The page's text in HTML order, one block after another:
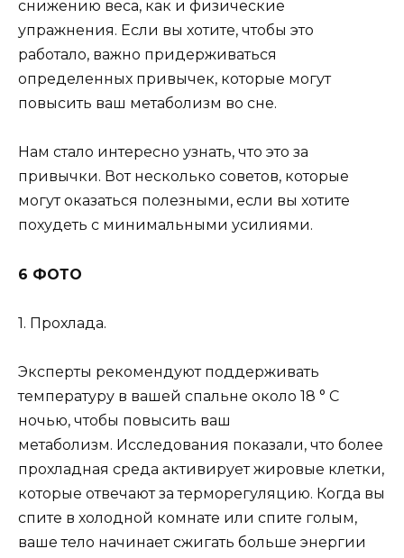
снижению веса, как и физические
упражнения. Если вы хотите, чтобы это
работало, важно придерживаться
определенных привычек, которые могут
повысить ваш метаболизм во сне.
Нам стало интересно узнать, что это за
привычки. Вот несколько советов, которые
могут оказаться полезными, если вы хотите
похудеть с минимальными усилиями.
6 ФОТО
1. Прохлада.
Эксперты рекомендуют поддерживать
температуру в вашей спальне около 18 ° C
ночью, чтобы повысить ваш
метаболизм. Исследования показали, что более
прохладная среда активирует жировые клетки,
которые отвечают за терморегуляцию. Когда вы
спите в холодной комнате или спите голым,
ваше тело начинает сжигать больше энергии